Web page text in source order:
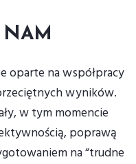
oparte na współpracy
wyników.
w tym momencie
poprawą
na “trudne